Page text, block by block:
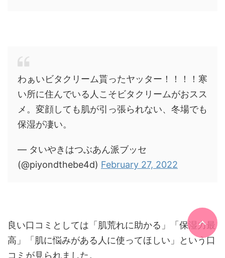
わぁいビタクリーム貰ったヤッター！！！！寒
い所に住んでいる人こそビタクリームがおスス
メ。変顔しても肌が引っ張られない、冬場でも
保湿が凄い。
— タいやきはつぶあん派ブッセ
(@piyondthebe4d) February 27, 2022
良い口コミとしては「 肌荒れに助かる」「保湿力最
高」「肌に悩みがある人に使ってほしい」
という口
コミが見られました。